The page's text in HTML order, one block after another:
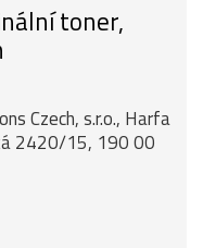
toner,
Czech, s.r.o., Harfa
2420/15, 190 00